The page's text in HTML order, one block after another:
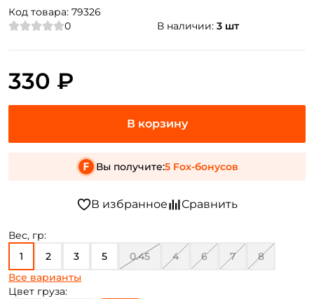
Код товара: 79326
0
В наличии: 3 шт
Вес, гр:
1
2 3 5 0.45 4 6 7 8
10
Все варианты
Цвет груза:
330 ₽
Вы получите:5 Fox-бонусов